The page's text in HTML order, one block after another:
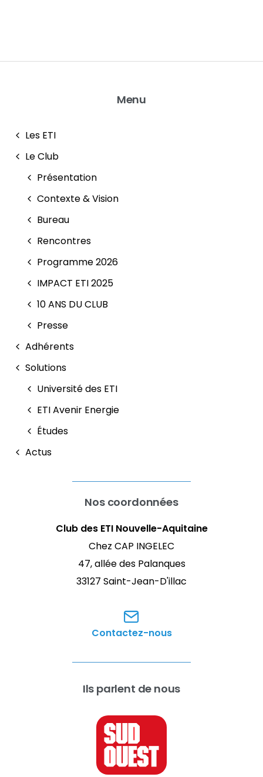
Menu
Les ETI
Le Club
Présentation
Contexte & Vision
Bureau
Rencontres
Programme 2026
IMPACT ETI 2025
10 ANS DU CLUB
Presse
Adhérents
Solutions
Université des ETI
ETI Avenir Energie
Études
Actus
Nos coordonnées
Club des ETI Nouvelle-Aquitaine
Chez CAP INGELEC
47, allée des Palanques
33127 Saint-Jean-D'illac
Contactez-nous
Ils parlent de nous